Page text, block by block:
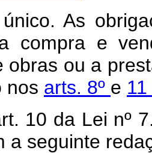
As
compra e
obras ou a
nos arts. 8º e
10 da Lei nº
a seguinte